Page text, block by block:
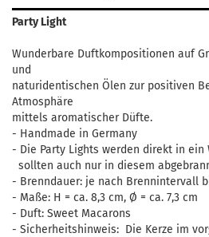
Party Light
Wunderbare Duftkompositionen auf
und
naturidentischen Ölen zur positiven
Atmosphäre
mittels aromatischer Düfte.
- Handmade in Germany
- Die Party Lights werden direkt in ein
sollten auch nur in diesem
- Brenndauer: je nach Brennintervall
- Maße: H = ca. 8,3 cm, Ø = ca. 7,3 cm
- Duft: Sweet Macarons
- Sicherheitshinweis: Die Kerze im